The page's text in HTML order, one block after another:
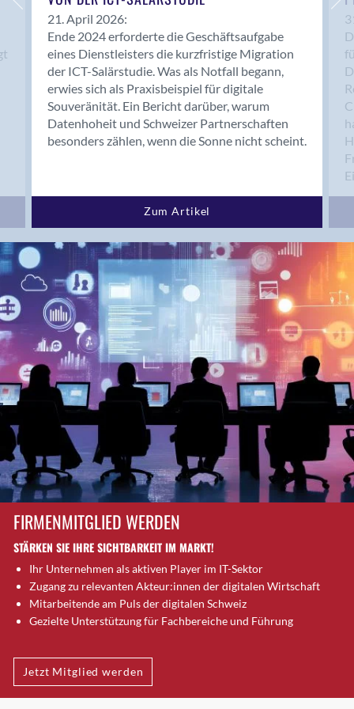
Brugg AG
Brütten
Bubendorf
Bubikon
Buchs (SG)
Burgdorf
Bäretswil
Chur
Crissier
Davos Platz
Davos Platz 1
Dierikon
Dietikon
Dietlikon
Dornach
Däniken
Dübendorf 1
Düdingen
Dürnten
Ebikon
Egg b. Zürich
Egg bei Zürich
Eglisau
Emmen
Ennetbaden
Eschenbach SG
Fahrweid
Farnern
21. April 2026:
Ende 2024 erforderte die Geschäftsaufgabe
eines Dienstleisters die kurzfristige Migration
der ICT-Salärstudie. Was als Notfall begann,
erwies sich als Praxisbeispiel für digitale
Souveränität. Ein Bericht darüber, warum
Datenhoheit und Schweizer Partnerschaften
besonders zählen, wenn die Sonne nicht scheint.
Zum Artikel
FIRMENMITGLIED WERDEN
STÄRKEN SIE IHRE SICHTBARKEIT IM MARKT!
Ihr Unternehmen als aktiven Player im IT-Sektor
Zugang zu relevanten Akteur:innen der digitalen Wirtschaft
Mitarbeitende am Puls der digitalen Schweiz
Gezielte Unterstützung für Fachbereiche und Führung
Jetzt Mitglied werden